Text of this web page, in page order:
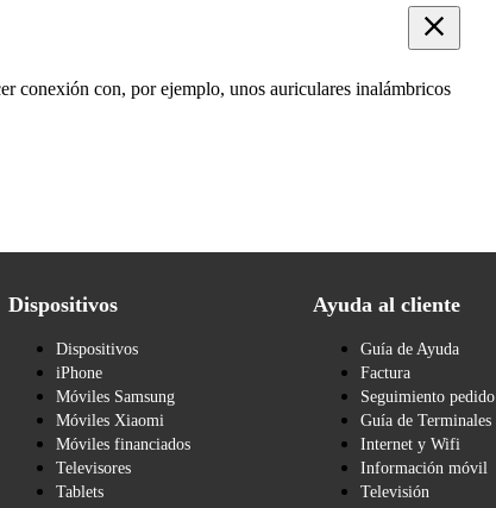
conexión con, por ejemplo, unos auriculares inalámbricos
Dispositivos
Dispositivos
iPhone
Móviles Samsung
Móviles Xiaomi
Móviles financiados
Televisores
Tablets
Ayuda al cliente
Guía de Ayuda
Factura
Seguimiento pedido
Guía de Terminales
Internet y Wifi
Información móvil
Televisión